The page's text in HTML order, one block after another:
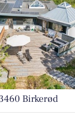
Birkerød